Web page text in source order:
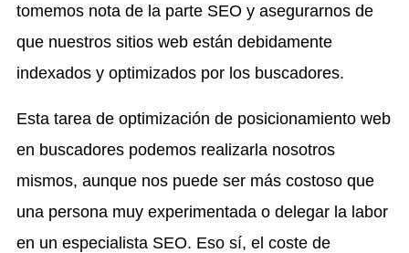
tomemos nota de la parte SEO y asegurarnos de
que nuestros sitios web están debidamente
indexados y optimizados por los buscadores.
Esta tarea de optimización de posicionamiento web
en buscadores podemos realizarla nosotros
mismos, aunque nos puede ser más costoso que
una persona muy experimentada o delegar la labor
en un especialista SEO. Eso sí, el coste de